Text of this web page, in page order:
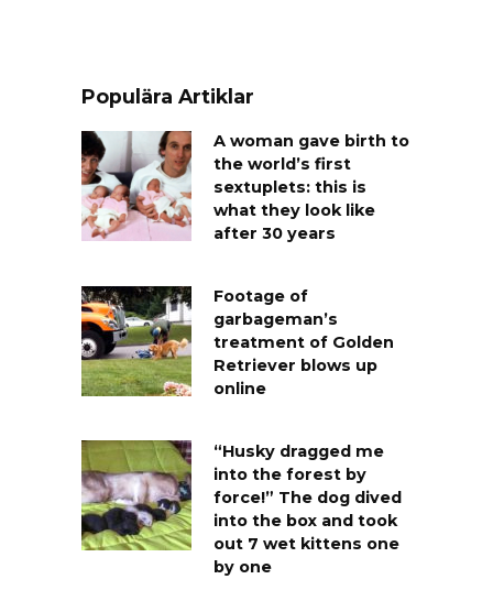
Populära Artiklar
A woman gave birth to
the world’s first
sextuplets: this is
what they look like
after 30 years
Footage of
garbageman’s
treatment of Golden
Retriever blows up
online
“Husky dragged me
into the forest by
force!” The dog dived
into the box and took
out 7 wet kittens one
by one